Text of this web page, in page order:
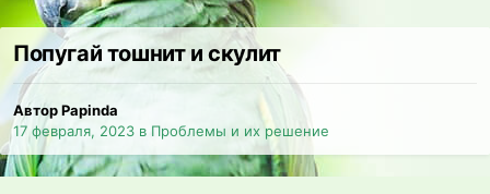
Попугай тошнит и скулит
Автор Papinda
17 февраля, 2023 в Проблемы и их решение